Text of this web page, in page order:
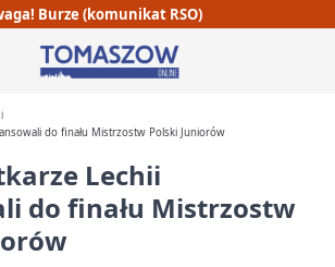
Burze (komunikat RSO)
do finału Mistrzostw Polski Juniorów
Lechii
do finału Mistrzostw